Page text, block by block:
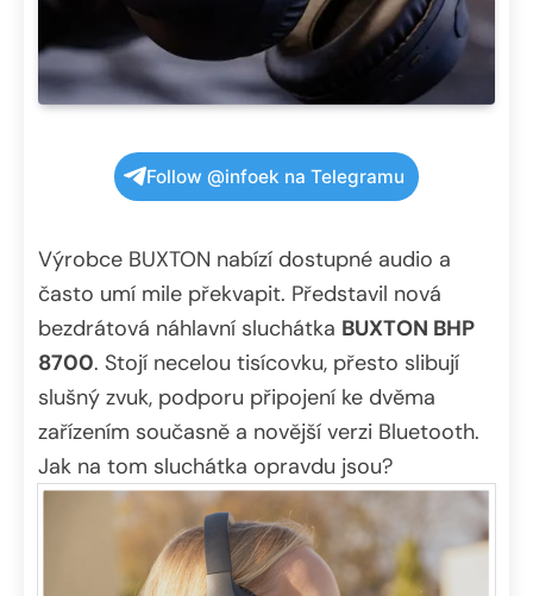
Follow @infoek na Telegramu
Výrobce BUXTON nabízí dostupné audio a
často umí mile překvapit. Představil nová
bezdrátová náhlavní sluchátka BUXTON BHP
8700. Stojí necelou tisícovku, přesto slibují
slušný zvuk, podporu připojení ke dvěma
zařízením současně a novější verzi Bluetooth.
Jak na tom sluchátka opravdu jsou?